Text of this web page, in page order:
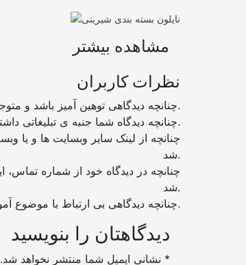
مشاهده بیشتر
نظرات کاربران
چنانچه دیدگاهی توهین آمیز باشد و متوجه نویسندگان و سایر کاربران باشد تایید نخواهد شد.
چنانچه دیدگاه شما جنبه ی تبلیغاتی داشته باشد تایید نخواهد شد.
شد.
شد.
چنانچه دیدگاهی بی ارتباط با موضوع آموزش مطرح شود تایید نخواهد شد.
دیدگاهتان را بنویسید
نشانی ایمیل شما منتشر نخواهد شد. *